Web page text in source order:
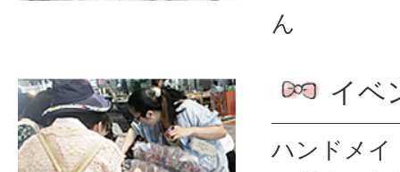
ん
イベ
ハンドメイ